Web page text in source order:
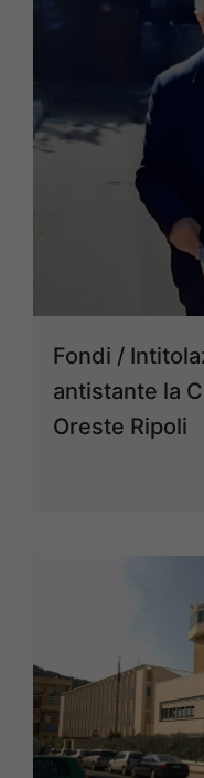
Fondi /
antistante la
Oreste Ripoli